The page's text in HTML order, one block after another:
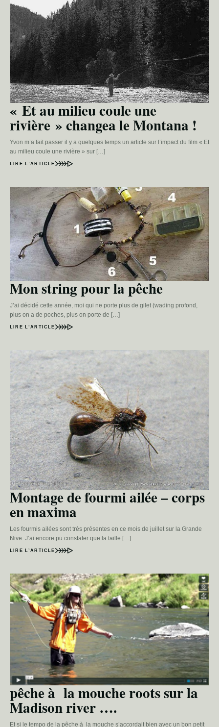
« Et au milieu coule une
rivière » changea le Montana !
Yvon m’a fait passer il y a quelques temps un article sur l’impact du film « Et
au milieu coule une rivière » sur […]
LIRE L’ARTICLE
Mon string pour la pêche
J’ai décidé cette année, moi qui ne porte plus de gilet (wading profond,
plus on a de poches, plus on porte de […]
LIRE L’ARTICLE
Montage de fourmi ailée – corps
en maxima
Les fourmis ailées sont très présentes en ce mois de juillet sur la Grande
Nive. J’ai encore pu constater que la taille […]
LIRE L’ARTICLE
pêche à la mouche roots sur la
Madison river ….
Et si le tempo de la pêche à la mouche s’accordait bien avec un bon petit